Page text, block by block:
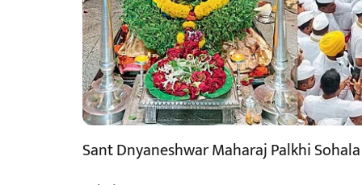
Sant Dnyaneshwar Maharaj Palkhi Sohala